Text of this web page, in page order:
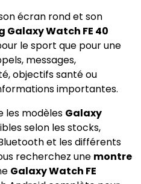
écran rond et son
Galaxy Watch FE 40
le sport que pour une
messages,
objectifs santé ou
importantes.
les modèles Galaxy
selon les stocks,
et les différents
recherchez une montre
Galaxy Watch FE